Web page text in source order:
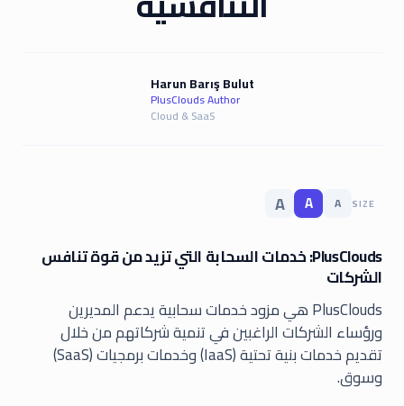
Harun Barış Bulut
PlusClouds Author
Cloud & SaaS
SIZE
A
A
A
PlusClouds: خدمات السحابة التي تزيد من قوة تنافس
الشركات
PlusClouds هي مزود خدمات سحابية يدعم المديرين
ورؤساء الشركات الراغبين في تنمية شركاتهم من خلال
تقديم خدمات بنية تحتية (IaaS) وخدمات برمجيات (SaaS)
وسوق.